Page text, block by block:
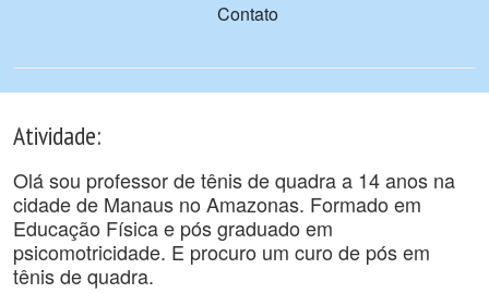
Contato
Atividade:
Olá sou professor de tênis de quadra a 14 anos na
cidade de Manaus no Amazonas. Formado em
Educação Física e pós graduado em
psicomotricidade. E procuro um curo de pós em
tênis de quadra.